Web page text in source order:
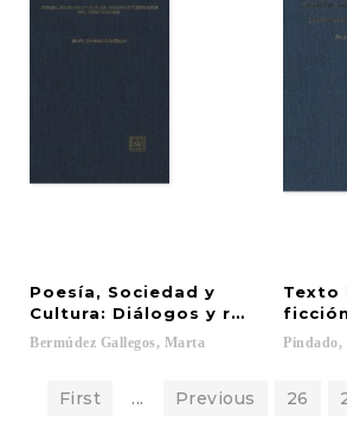
Poesía, Sociedad y
Cultura: Diálogos y retratos del
Bermúdez Gallegos, Marta
Texto
Pindado,
First ... Previous 26